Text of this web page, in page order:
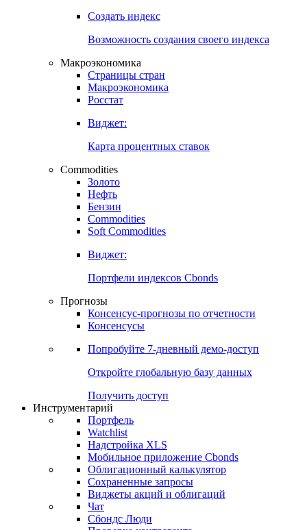
Создать индекс
Возможность создания своего индекса
Макроэкономика
Страницы стран
Макроэкономика
Росстат
Виджет:
Карта процентных ставок
Commodities
Золото
Нефть
Бензин
Commodities
Soft Commodities
Виджет:
Портфели индексов Cbonds
Прогнозы
Консенсус-прогнозы по отчетности
Консенсусы
Попробуйте 7-дневный демо-доступ
Откройте глобальную базу данных
Получить доступ
Инструментарий
Портфель
Watchlist
Надстройка XLS
Мобильное приложение Cbonds
Облигационный калькулятор
Сохраненные запросы
Виджеты акций и облигаций
Чат
Сбондс Люди